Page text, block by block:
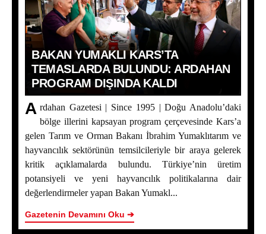
BAKAN YUMAKLI KARS’TA
TEMASLARDA BULUNDU: ARDAHAN
PROGRAM DIŞINDA KALDI
A rdahan Gazetesi | Since 1995 | Doğu Anadolu’daki
bölge illerini kapsayan program çerçevesinde Kars’a
gelen Tarım ve Orman Bakanı İbrahim Yumaklıtarım ve
hayvancılık sektörünün temsilcileriyle bir araya gelerek
kritik açıklamalarda bulundu. Türkiye’nin üretim
potansiyeli ve yeni hayvancılık politikalarına dair
değerlendirmeler yapan Bakan Yumakl...
Gazetenin Devamını Oku ➔
Bakan Yumaklı Kars’ta Temaslarda Bulundu: Ardahan
Program Dışında Kaldı
BADMINTON’DA TÜRKİYE ŞAMPİYONU OLDU